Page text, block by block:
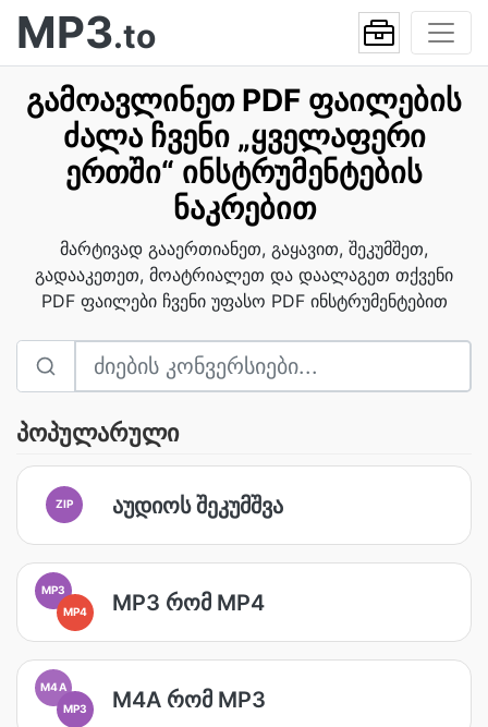
MP3.to
გამოავლინეთ PDF ფაილების
ძალა ჩვენი „ყველაფერი
ერთში“ ინსტრუმენტების
ნაკრებით
მარტივად გააერთიანეთ, გაყავით, შეკუმშეთ,
გადააკეთეთ, მოატრიალეთ და დაალაგეთ თქვენი
PDF ფაილები ჩვენი უფასო PDF ინსტრუმენტებით
პოპულარული
ZIP აუდიოს შეკუმშვა
MP3
MP4
MP3 რომ MP4
M4A
MP3
M4A რომ MP3